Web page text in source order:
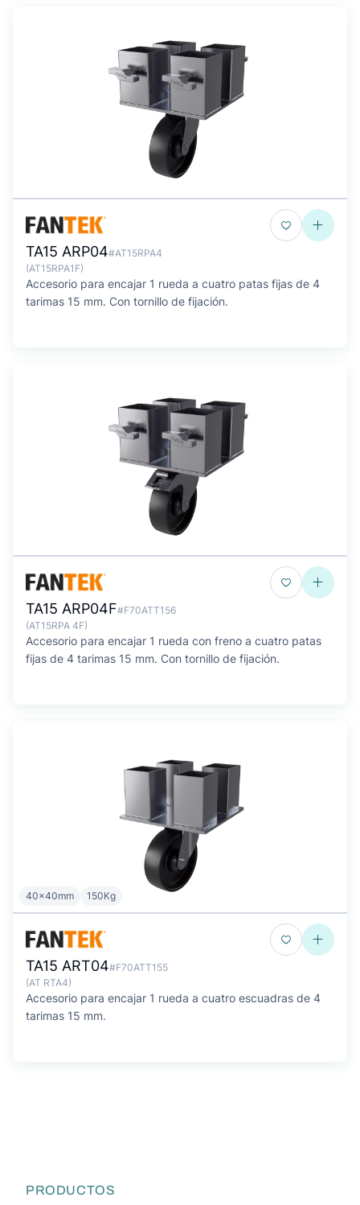
TA15 ARP04#AT15RPA4
(AT15RPA1F)
Accesorio para encajar 1 rueda a cuatro patas fijas de 4
tarimas 15 mm. Con tornillo de fijación.
TA15 ARP04F#F70ATT156
(AT15RPA 4F)
Accesorio para encajar 1 rueda con freno a cuatro patas
fijas de 4 tarimas 15 mm. Con tornillo de fijación.
40x40mm 150Kg
TA15 ART04#F70ATT155
(AT RTA4)
Accesorio para encajar 1 rueda a cuatro escuadras de 4
tarimas 15 mm.
PRODUCTOS